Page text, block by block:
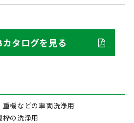
カタログを見る
機などの車両洗浄用
の洗浄用